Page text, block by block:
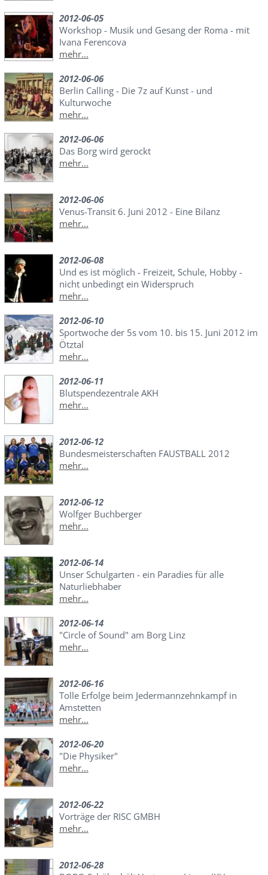
2012-06-05
Workshop - Musik und Gesang der Roma - mit
Ivana Ferencova
mehr...
2012-06-06
Berlin Calling - Die 7z auf Kunst - und
Kulturwoche
mehr...
2012-06-06
Das Borg wird gerockt
mehr...
2012-06-06
Venus-Transit 6. Juni 2012 - Eine Bilanz
mehr...
2012-06-08
Und es ist möglich - Freizeit, Schule, Hobby -
nicht unbedingt ein Widerspruch
mehr...
2012-06-10
Sportwoche der 5s vom 10. bis 15. Juni 2012 im
Ötztal
mehr...
2012-06-11
Blutspendezentrale AKH
mehr...
2012-06-12
Bundesmeisterschaften FAUSTBALL 2012
mehr...
2012-06-12
Wolfger Buchberger
mehr...
2012-06-14
Unser Schulgarten - ein Paradies für alle
Naturliebhaber
mehr...
2012-06-14
"Circle of Sound" am Borg Linz
mehr...
2012-06-16
Tolle Erfolge beim Jedermannzehnkampf in
Amstetten
mehr...
2012-06-20
"Die Physiker"
mehr...
2012-06-22
Vorträge der RISC GMBH
mehr...
2012-06-28